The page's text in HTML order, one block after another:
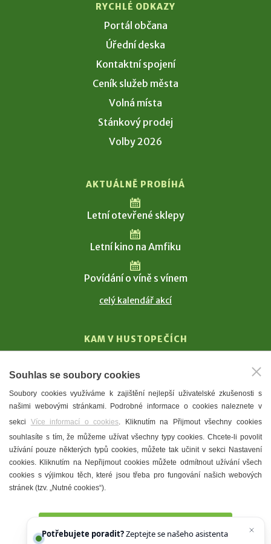
RYCHLÉ ODKAZY
Portál občana
Úřední deska
Kontaktní spojení
Ceník služeb města
Volná místa
Stánkový prodej
Volby 2026
AKTUÁLNĚ PROBÍHÁ
Letní otevřené sklepy
Letní kino na Amfiku
Povídání o víně s vínem
celý kalendář akcí
KAM V HUSTOPEČÍCH
T. G. Masaryk
Mandloně
Ubytování
Restaurace
Městské muzeum a galerie
Denní meníčka
Souhlas se soubory cookies
Soubory cookies využíváme k zajištění nejlepší uživatelské zkušenosti s
našimi webovými stránkami. Podrobné informace o cookies naleznete v
sekci Více informací o cookies. Kliknutím na Přijmout všechny cookies
souhlasíte s tím, že můžeme užívat všechny typy cookies. Chcete-li povolit
užívání pouze některých typů cookies, můžete tak učinit v sekci Nastavení
cookies. Kliknutím na Nepřijmout cookies můžete odmítnout užívání všech
cookies s výjimkou těch, které jsou třeba pro fungování našich webových
stránek (tzv. „Nutné cookies“).
Potřebujete poradit?Zeptejte se našeho asistenta